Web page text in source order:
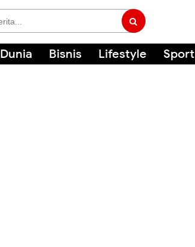
Dunia Bisnis Lifestyle Sport